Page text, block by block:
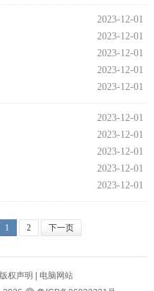
2023-12-01
2023-12-01
2023-12-01
2023-12-01
2023-12-01
2023-12-01
2023-12-01
2023-12-01
2023-12-01
2023-12-01
1 2 下一页
版权声明
电脑网站